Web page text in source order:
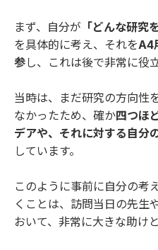
まず、自分が 「どんな研究
を具体的に考え、それをA4
参し、これは後で非常に役
当時は、まだ研究の方向性
なかったため、確か四つほ
デアや、それに対する自分
しています。
このように事前に自分の考
くことは、訪問当日の先生
おいて、非常に大きな助け